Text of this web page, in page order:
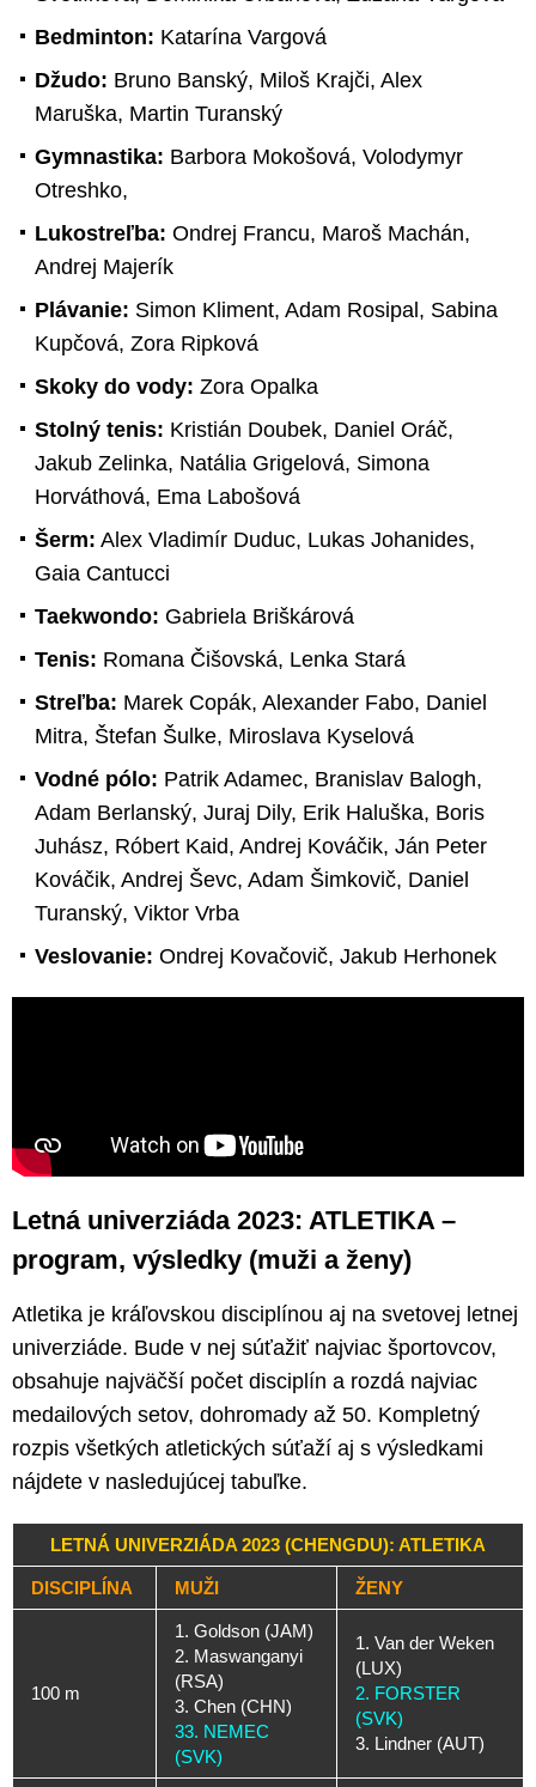
Bedminton: Katarína Vargová
Džudo: Bruno Banský, Miloš Krajči, Alex
Maruška, Martin Turanský
Gymnastika: Barbora Mokošová, Volodymyr
Otreshko,
Lukostreľba: Ondrej Francu, Maroš Machán,
Andrej Majerík
Plávanie: Simon Kliment, Adam Rosipal, Sabina
Kupčová, Zora Ripková
Skoky do vody: Zora Opalka
Stolný tenis: Kristián Doubek, Daniel Oráč,
Jakub Zelinka, Natália Grigelová, Simona
Horváthová, Ema Labošová
Šerm: Alex Vladimír Duduc, Lukas Johanides,
Gaia Cantucci
Taekwondo: Gabriela Briškárová
Tenis: Romana Čišovská, Lenka Stará
Streľba: Marek Copák, Alexander Fabo, Daniel
Mitra, Štefan Šulke, Miroslava Kyselová
Vodné pólo: Patrik Adamec, Branislav Balogh,
Adam Berlanský, Juraj Dily, Erik Haluška, Boris
Juhász, Róbert Kaid, Andrej Kováčik, Ján Peter
Kováčik, Andrej Ševc, Adam Šimkovič, Daniel
Turanský, Viktor Vrba
Veslovanie: Ondrej Kovačovič, Jakub Herhonek
Letná univerziáda 2023: ATLETIKA –
program, výsledky (muži a ženy)
Atletika je kráľovskou disciplínou aj na svetovej letnej
univerziáde. Bude v nej súťažiť najviac športovcov,
obsahuje najväčší počet disciplín a rozdá najviac
medailových setov, dohromady až 50. Kompletný
rozpis všetkých atletických súťaží aj s výsledkami
nájdete v nasledujúcej tabuľke.
LETNÁ UNIVERZIÁDA 2023 (CHENGDU): ATLETIKA
DISCIPLÍNA MUŽI ŽENY
100 m
1. Goldson (JAM)
2. Maswanganyi
(RSA)
3. Chen (CHN)
33. NEMEC
(SVK)
1. Van der Weken
(LUX)
2. FORSTER
(SVK)
3. Lindner (AUT)